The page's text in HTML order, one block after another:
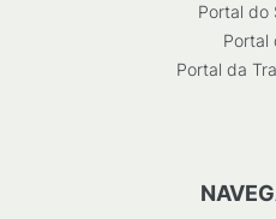
Portal do
Portal
Portal da